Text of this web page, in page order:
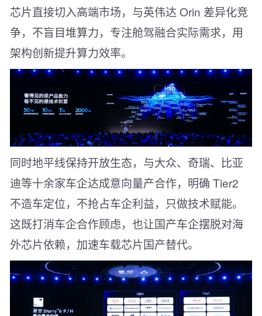
芯片直接切入高端市场，与英伟达 Orin 差异化竞
争，不盲目堆算力，专注舱驾融合实际需求，用
架构创新提升算力效率。
同时地平线保持开放生态，与大众、奇瑞、比亚
迪等十余家车企达成意向量产合作，明确 Tier2
不造车定位，不抢占车企利益，只做技术赋能。
这既打消车企合作顾虑，也让国产车企摆脱对海
外芯片依赖，加速车载芯片国产替代。